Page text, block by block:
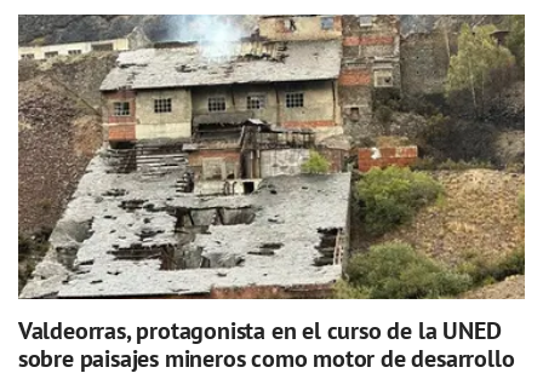
Valdeorras, protagonista en el curso de la UNED
sobre paisajes mineros como motor de desarrollo